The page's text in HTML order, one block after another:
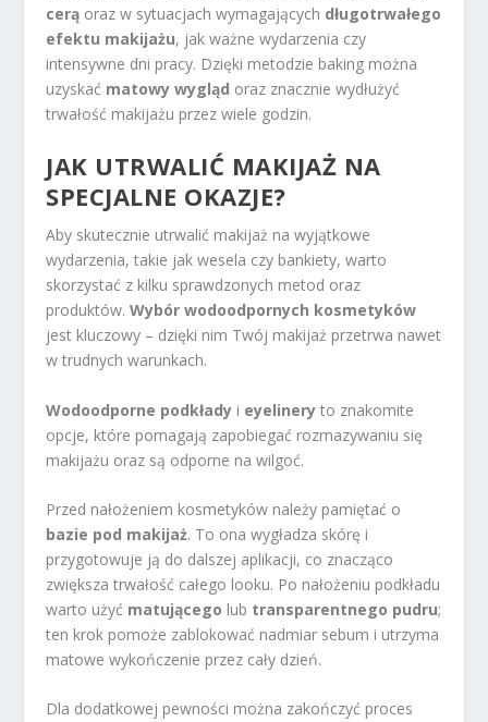
cerą oraz w sytuacjach wymagających długotrwałego
efektu makijażu, jak ważne wydarzenia czy
intensywne dni pracy. Dzięki metodzie baking można
uzyskać matowy wygląd oraz znacznie wydłużyć
trwałość makijażu przez wiele godzin.
JAK UTRWALIĆ MAKIJAŻ NA
SPECJALNE OKAZJE?
Aby skutecznie utrwalić makijaż na wyjątkowe
wydarzenia, takie jak wesela czy bankiety, warto
skorzystać z kilku sprawdzonych metod oraz
produktów.Wybór wodoodpornych kosmetyków
jest kluczowy – dzięki nim Twój makijaż przetrwa nawet
w trudnych warunkach.
Wodoodporne podkłady i eyelinery to znakomite
opcje, które pomagają zapobiegać rozmazywaniu się
makijażu oraz są odporne na wilgoć.
Przed nałożeniem kosmetyków należy pamiętać o
bazie pod makijaż. To ona wygładza skórę i
przygotowuje ją do dalszej aplikacji, co znacząco
zwiększa trwałość całego looku. Po nałożeniu podkładu
warto użyć matującego lub transparentnego pudru;
ten krok pomoże zablokować nadmiar sebum i utrzyma
matowe wykończenie przez cały dzień.
Dla dodatkowej pewności można zakończyć proces